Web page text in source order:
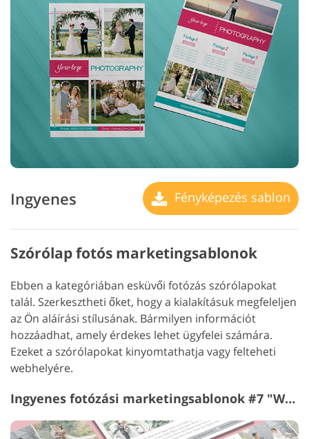
Ingyenes Fényképezés sablon
Szórólap fotós marketingsablonok
Ebben a kategóriában esküvői fotózás szórólapokat
talál. Szerkesztheti őket, hogy a kialakításuk megfeleljen
az Ön aláírási stílusának. Bármilyen információt
hozzáadhat, amely érdekes lehet ügyfelei számára.
Ezeket a szórólapokat kinyomtathatja vagy felteheti
webhelyére.
Ingyenes fotózási marketingsablonok #7 "Wedding Photography"